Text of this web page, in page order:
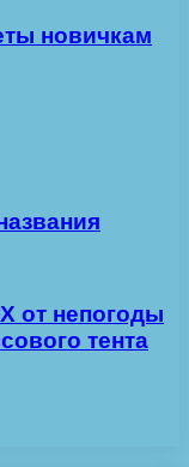
новичкам
от непогоды
тента